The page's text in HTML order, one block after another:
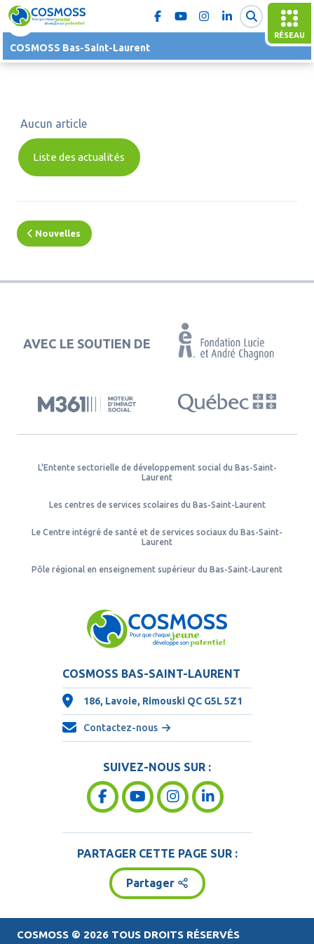
RÉSEAU
COSMOSS Bas-Saint-Laurent
Aucun article
Liste des actualités
Nouvelles
AVEC LE SOUTIEN DE
L'Entente sectorielle de développement social du Bas-Saint-
Laurent
Les centres de services scolaires du Bas-Saint-Laurent
Le Centre intégré de santé et de services sociaux du Bas-Saint-
Laurent
Pôle régional en enseignement supérieur du Bas-Saint-Laurent
COSMOSS BAS-SAINT-LAURENT
186, Lavoie, Rimouski QC G5L 5Z1
Contactez-nous
SUIVEZ-NOUS SUR :
PARTAGER CETTE PAGE SUR :
Partager
COSMOSS© 2026 TOUS DROITS RÉSERVÉS